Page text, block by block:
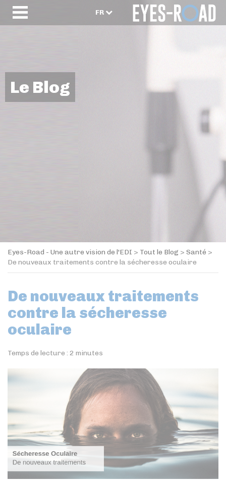
FR
Le Blog
Eyes-Road - Une autre vision de l'EDI > Tout le Blog > Santé >
De nouveaux traitements contre la sécheresse oculaire
De nouveaux traitements
contre la sécheresse
oculaire
Temps de lecture : 2 minutes